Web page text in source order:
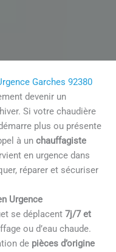
Garches 92380
devenir un
Si votre chaudière
plus ou présente
à unchauffagiste
en urgence dans
réparer et sécuriser
Urgence
se déplacent7j/7 et
ou d’eau chaude.
de pièces d’origine